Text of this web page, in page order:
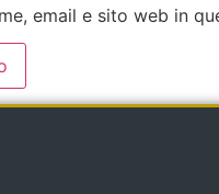
email e sito web in